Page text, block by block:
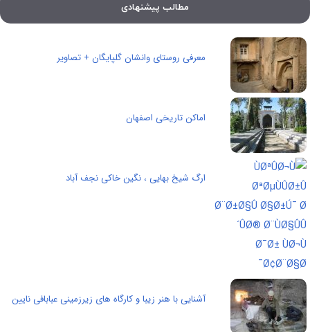
مطالب پیشنهادی
معرفی روستای وانشان گلپایگان + تصاویر
اماکن تاریخی اصفهان
ارگ شیخ بهایی ، نگین خاکی نجف آباد
آشنایی با هنر زیبا و کارگاه های زیرزمینی عبابافی نایین